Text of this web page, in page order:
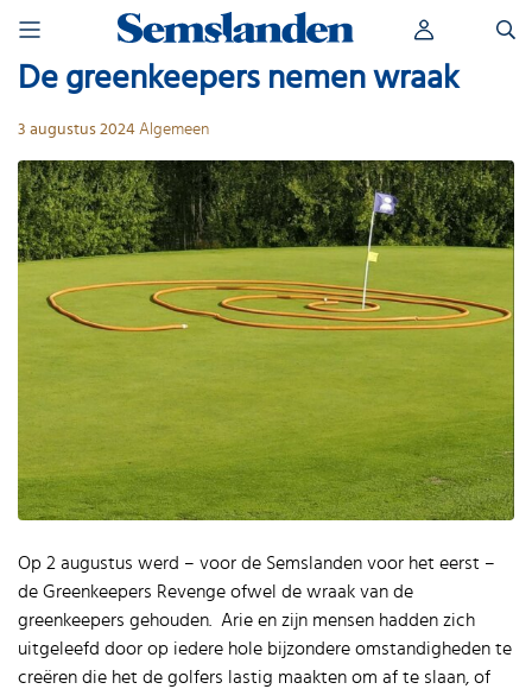
naar:
De greenkeepers nemen wraak
3 augustus 2024 Algemeen
Op 2 augustus werd – voor de Semslanden voor het eerst –
de Greenkeepers Revenge ofwel de wraak van de
greenkeepers gehouden. Arie en zijn mensen hadden zich
uitgeleefd door op iedere hole bijzondere omstandigheden te
creëren die het de golfers lastig maakten om af te slaan, of